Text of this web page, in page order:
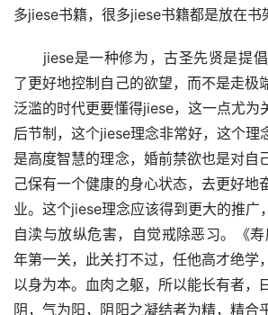
多jiese书籍，很多jiese书籍都是放在书
jiese是一种修为，古圣先贤是提倡
了更好地控制自己的欲望，而不是走极
泛滥的时代更要懂得jiese，这一点尤为
后节制，这个jiese理念非常好，这个理
是高度智慧的理念，婚前禁欲也是对自
己保有一个健康的身心状态，去更好地
业。这个jiese理念应该得到更大的推广
自渎与放纵危害，自觉戒除恶习。《
年第一关，此关打不过，任他高才绝学
以身为本。血肉之躯，所以能长有者，
阴，气为阳，阴阳之凝结者为精，精合